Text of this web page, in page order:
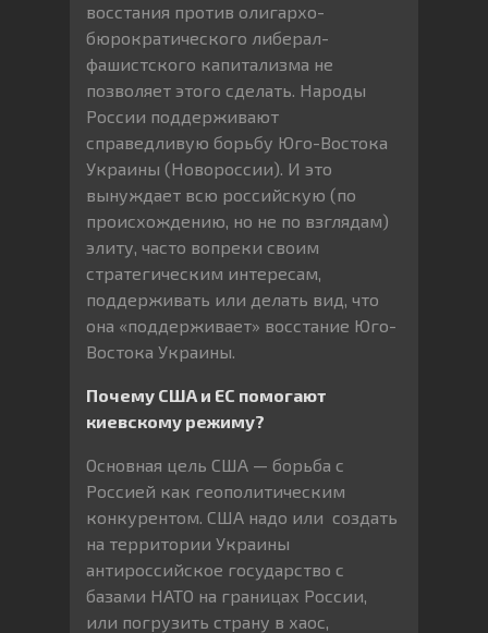
восстания против олигархо-
бюрократического либерал-
фашистского капитализма не
позволяет этого сделать. Народы
России поддерживают
справедливую борьбу Юго-Востока
Украины (Новороссии). И это
вынуждает всю российскую (по
происхождению, но не по взглядам)
элиту, часто вопреки своим
стратегическим интересам,
поддерживать или делать вид, что
она «поддерживает» восстание Юго-
Востока Украины.
Почему США и ЕС помогают
киевскому режиму?
Основная цель США — борьба с
Россией как геополитическим
конкурентом. США надо или создать
на территории Украины
антироссийское государство с
базами НАТО на границах России,
или погрузить страну в хаос,